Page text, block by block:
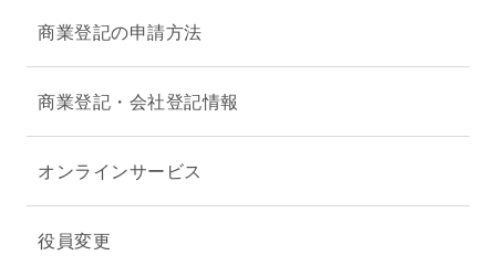
商業登記の申請方法
商業登記・会社登記情報
オンラインサービス
役員変更